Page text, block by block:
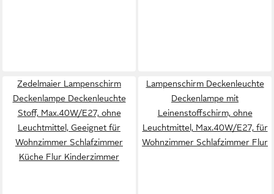
Zedelmaier Lampenschirm
Deckenlampe Deckenleuchte
Stoff, Max.40W/E27, ohne
Leuchtmittel, Geeignet für
Wohnzimmer Schlafzimmer
Küche Flur Kinderzimmer
Lampenschirm Deckenleuchte
Deckenlampe mit
Leinenstoffschirm, ohne
Leuchtmittel, Max.40W/E27, für
Wohnzimmer Schlafzimmer Flur